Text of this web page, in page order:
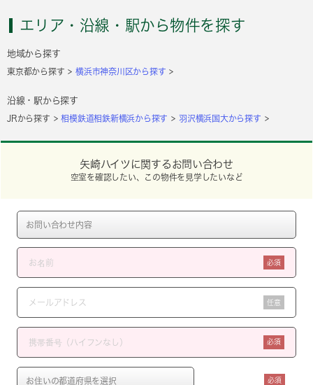
エリア・沿線・駅から物件を探す
地域から探す
東京都から探す 横浜市神奈川区から探す
沿線・駅から探す
JRから探す 相模鉄道相鉄新横浜から探す 羽沢横浜国大から探す
矢崎ハイツに関するお問い合わせ
空室を確認したい、この物件を見学したいなど
必須
任意
必須
必須